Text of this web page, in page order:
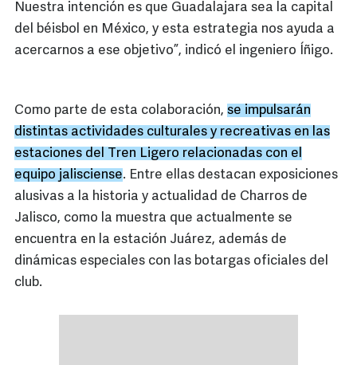
Nuestra intención es que Guadalajara sea la capital
del béisbol en México, y esta estrategia nos ayuda a
acercarnos a ese objetivo”, indicó el ingeniero Íñigo.
Como parte de esta colaboración, se impulsarán
distintas actividades culturales y recreativas en las
estaciones del Tren Ligero relacionadas con el
equipo jalisciense. Entre ellas destacan exposiciones
alusivas a la historia y actualidad de Charros de
Jalisco, como la muestra que actualmente se
encuentra en la estación Juárez, además de
dinámicas especiales con las botargas oficiales del
club.